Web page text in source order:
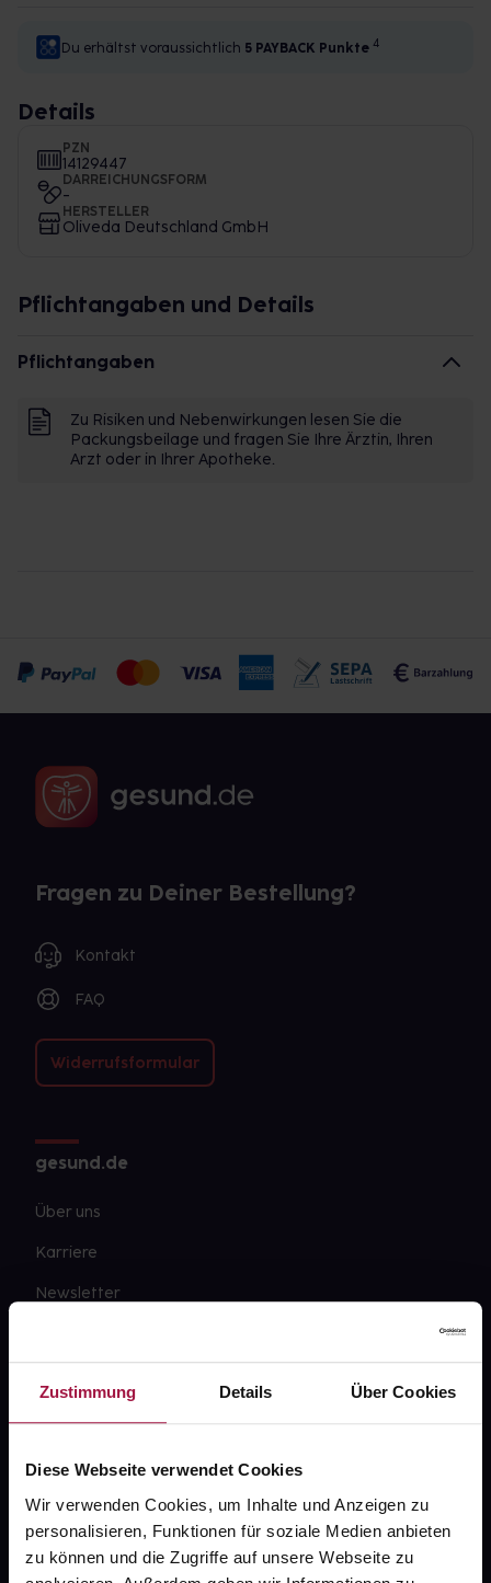
Zustimmung Details Über Cookies
Diese Webseite verwendet Cookies
Wir verwenden Cookies, um Inhalte und Anzeigen zu
personalisieren, Funktionen für soziale Medien anbieten
zu können und die Zugriffe auf unsere Webseite zu
Du erhältst voraussichtlich 5 PAYBACK Punkte 4
Details
PZN
14129447
DARREICHUNGSFORM
-
HERSTELLER
Oliveda Deutschland GmbH
Pflichtangaben und Details
Pflichtangaben
Zu Risiken und Nebenwirkungen lesen Sie die
Packungsbeilage und fragen Sie Ihre Ärztin, Ihren
Arzt oder in Ihrer Apotheke.
Fragen zu Deiner Bestellung?
Kontakt
FAQ
Widerrufsformular
gesund.de
Über uns
Karriere
Newsletter
Datenschutz
AGB
Impressum